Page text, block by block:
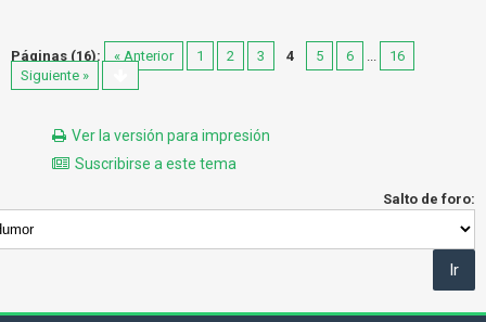
Páginas (16): « Anterior 1 2 3 4 5 6 ...
16
Siguiente »
Ver la versión para impresión
Suscribirse a este tema
Salto de foro: